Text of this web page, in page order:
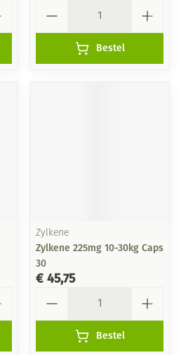
Bestel
Zylkene
Zylkene 225mg 10-30kg Caps
30
€ 45,75
Bestel